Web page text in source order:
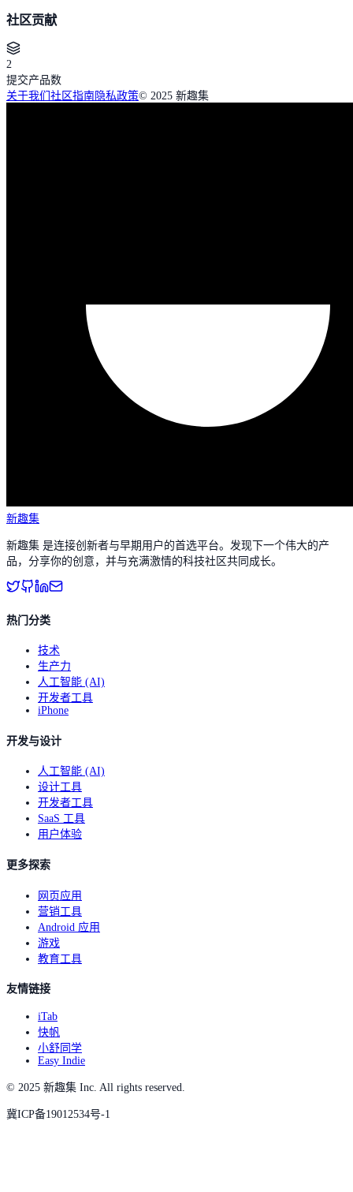
社区贡献
2
提交产品数
关于我们 社区指南隐私政策© 2025 新趣集
新趣集
新趣集 是连接创新者与早期用户的首选平台。发现下一个伟大的产
品，分享你的创意，并与充满激情的科技社区共同成长。
热门分类
技术
生产力
人工智能 (AI)
开发者工具
iPhone
开发与设计
人工智能 (AI)
设计工具
开发者工具
SaaS 工具
用户体验
更多探索
网页应用
营销工具
Android 应用
游戏
教育工具
友情链接
iTab
快帆
小舒同学
Easy Indie
© 2025 新趣集 Inc. All rights reserved.
冀ICP备19012534号-1